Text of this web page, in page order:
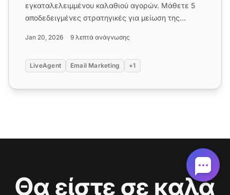
εγκαταλελειμμένου καλαθιού αγορών. Μάθετε 5
αποδεδειγμένες στρατηγικές για μείωση της
Jan 20, 2026 9 λεπτά ανάγνωσης
LiveAgent Email Marketing +1
Θα είστε σε καλά